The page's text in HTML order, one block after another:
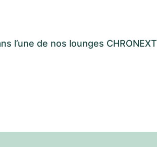
l’une de nos lounges CHRONEXT